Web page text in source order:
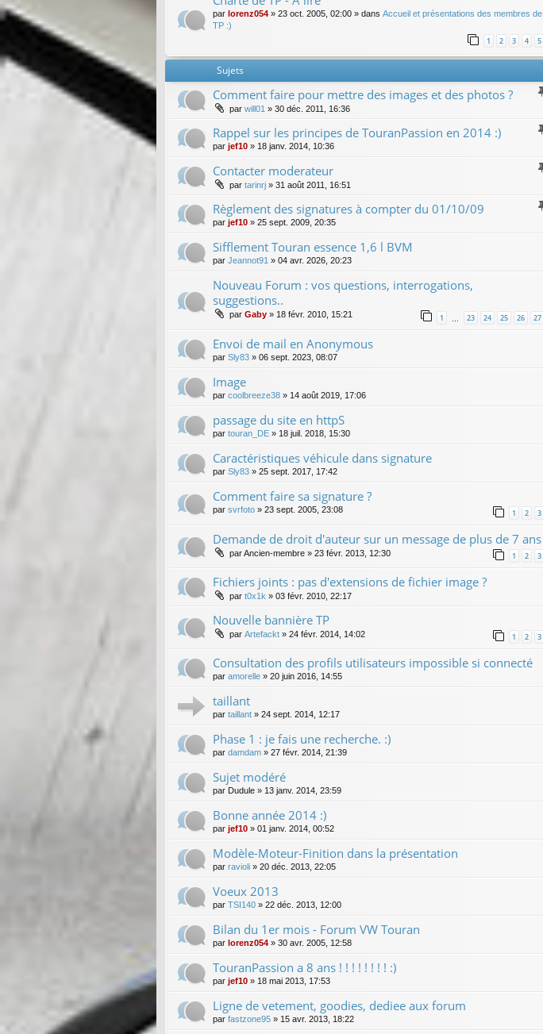
par lorenz054 » 23 oct. 2005, 02:00 » dans Accueil et présentations des membres de
TP :)
1 2 3 4 5
Sujets
Comment faire pour mettre des images et des photos ?
par will01 » 30 déc. 2011, 16:36
Rappel sur les principes de TouranPassion en 2014 :)
par jef10 » 18 janv. 2014, 10:36
Contacter moderateur
par tarinrj » 31 août 2011, 16:51
Règlement des signatures à compter du 01/10/09
par jef10 » 25 sept. 2009, 20:35
Sifflement Touran essence 1,6 l BVM
par Jeannot91 » 04 avr. 2026, 20:23
Nouveau Forum : vos questions, interrogations,
suggestions..
par Gaby » 18 févr. 2010, 15:21 1 23 24 25 26 27
Envoi de mail en Anonymous
par Sly83 » 06 sept. 2023, 08:07
Image
par coolbreeze38 » 14 août 2019, 17:06
passage du site en httpS
par touran_DE » 18 juil. 2018, 15:30
Caractéristiques véhicule dans signature
par Sly83 » 25 sept. 2017, 17:42
Comment faire sa signature ?
par svrfoto » 23 sept. 2005, 23:08 1 2 3
Demande de droit d'auteur sur un message de plus de 7 ans
parAncien-membre » 23 févr. 2013, 12:30 1 2 3
Fichiers joints : pas d'extensions de fichier image ?
par t0x1k » 03 févr. 2010, 22:17
Nouvelle bannière TP
par Artefackt » 24 févr. 2014, 14:02 1 2 3
Consultation des profils utilisateurs impossible si connecté
par amorelle » 20 juin 2016, 14:55
taillant
par taillant » 24 sept. 2014, 12:17
Phase 1 : je fais une recherche. :)
par damdam » 27 févr. 2014, 21:39
Sujet modéré
par Dudule » 13 janv. 2014, 23:59
Bonne année 2014 :)
par jef10 » 01 janv. 2014, 00:52
Modèle-Moteur-Finition dans la présentation
par ravioli » 20 déc. 2013, 22:05
Voeux 2013
par TSI140 » 22 déc. 2013, 12:00
Bilan du 1er mois - Forum VW Touran
par lorenz054 » 30 avr. 2005, 12:58
TouranPassion a 8 ans ! ! ! ! ! ! ! ! :)
par jef10 » 18 mai 2013, 17:53
Ligne de vetement, goodies, dediee aux forum
par fastzone95 » 15 avr. 2013, 18:22